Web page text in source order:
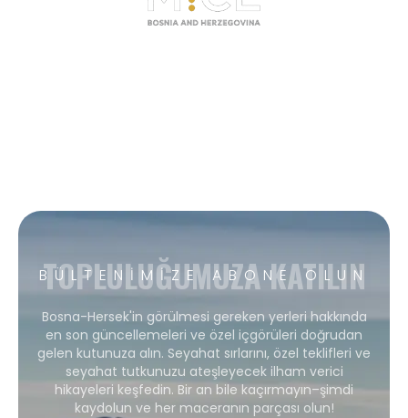
BÜLTENIMIZE ABONE OLUN
TOPLULUĞUMUZA KATILIN
Bosna-Hersek'in görülmesi gereken yerleri hakkında
en son güncellemeleri ve özel içgörüleri doğrudan
gelen kutunuza alın. Seyahat sırlarını, özel teklifleri ve
seyahat tutkunuzu ateşleyecek ilham verici
hikayeleri keşfedin. Bir an bile kaçırmayın–şimdi
kaydolun ve her maceranın parçası olun!